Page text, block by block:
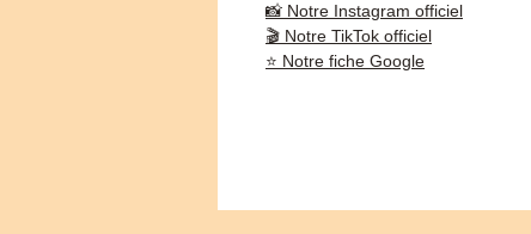
📸 Notre Instagram officiel
🎬 Notre TikTok officiel
⭐ Notre fiche Google